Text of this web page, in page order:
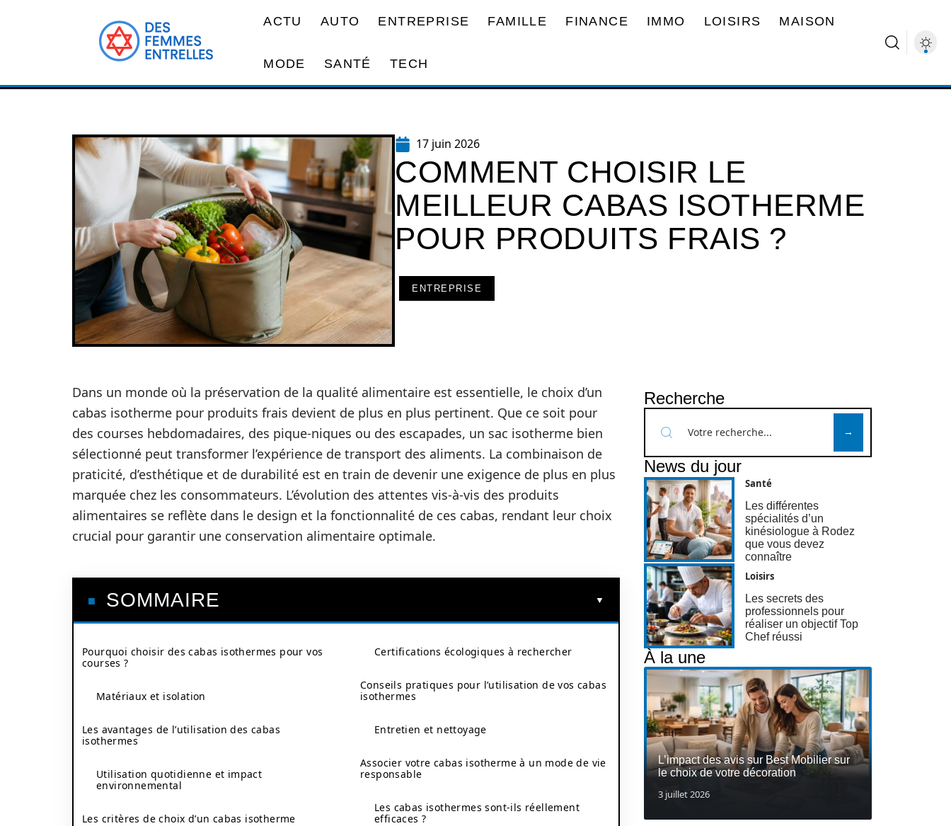
ACTU AUTO ENTREPRISE FAMILLE FINANCE IMMO LOISIRS MAISON
MODE SANTÉ TECH
17 juin 2026
COMMENT CHOISIR LE
MEILLEUR CABAS ISOTHERME
POUR PRODUITS FRAIS ?
ENTREPRISE
Dans un monde où la préservation de la qualité alimentaire est essentielle, le choix d’un
cabas isotherme pour produits frais devient de plus en plus pertinent. Que ce soit pour
des courses hebdomadaires, des pique-niques ou des escapades, un sac isotherme bien
sélectionné peut transformer l’expérience de transport des aliments. La combinaison de
praticité, d’esthétique et de durabilité est en train de devenir une exigence de plus en plus
marquée chez les consommateurs. L’évolution des attentes vis-à-vis des produits
alimentaires se reflète dans le design et la fonctionnalité de ces cabas, rendant leur choix
crucial pour garantir une conservation alimentaire optimale.
SOMMAIRE
Pourquoi choisir des cabas isothermes pour vos
courses ?
Matériaux et isolation
Les avantages de l’utilisation des cabas
isothermes
Utilisation quotidienne et impact
environnemental
Les critères de choix d’un cabas isotherme
Certifications écologiques à rechercher
Conseils pratiques pour l’utilisation de vos cabas
isothermes
Entretien et nettoyage
Associer votre cabas isotherme à un mode de vie
responsable
Les cabas isothermes sont-ils réellement
efficaces ?
Recherche
News du jour
Santé
Les différentes
spécialités d’un
kinésiologue à Rodez
que vous devez
connaître
Loisirs
Les secrets des
professionnels pour
réaliser un objectif Top
Chef réussi
À la une
L’impact des avis sur Best Mobilier sur
le choix de votre décoration
3 juillet 2026